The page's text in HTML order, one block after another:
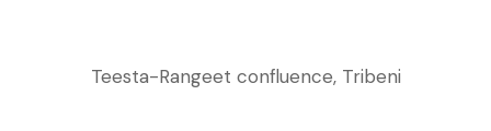
Teesta-Rangeet confluence, Tribeni